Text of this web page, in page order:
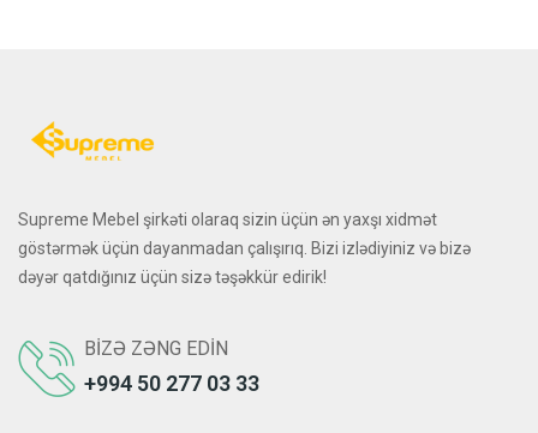
Supreme Mebel şirkəti olaraq sizin üçün ən yaxşı xidmət
göstərmək üçün dayanmadan çalışırıq. Bizi izlədiyiniz və bizə
dəyər qatdığınız üçün sizə təşəkkür edirik!
BIZƏ ZƏNG EDIN
+994 50 277 03 33